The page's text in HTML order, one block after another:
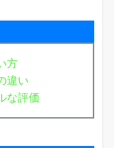
方
違い
な評価